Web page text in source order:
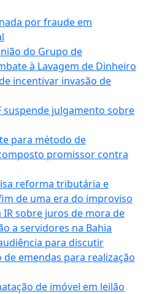
por fraude em
do Grupo de
à Lavagem de Dinheiro
incentivar invasão de
suspende julgamento sobre
para método de
promissor contra
reforma tributária e
de uma era do improviso
IR sobre juros de mora de
a servidores na Bahia
para discutir
emendas para realização
de imóvel em leilão